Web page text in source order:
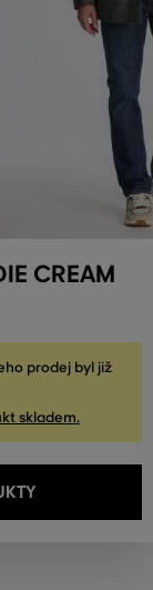
CREAM
prodej byl již
skladem.